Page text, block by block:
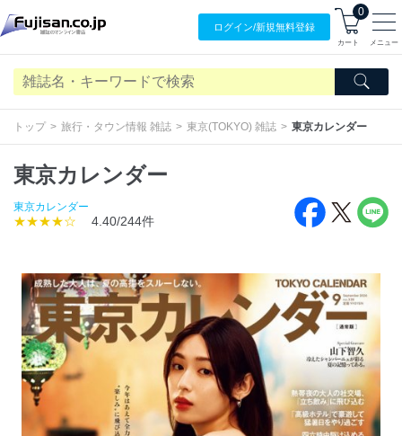
ログイン/新規無料登録
0
カート メニュー
トップ 旅行・タウン情報 雑誌 東京(TOKYO) 雑誌 東京カレンダー
東京カレンダー
東京カレンダー
★★★★☆ 4.40/244件